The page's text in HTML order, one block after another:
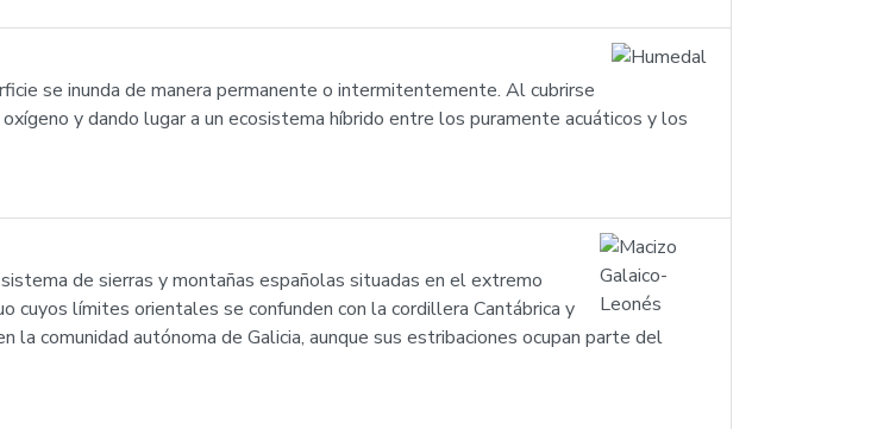
se inunda de manera permanente o intermitentemente. Al cubrirse
y dando lugar a un ecosistema híbrido entre los puramente acuáticos y los
de sierras y montañas españolas situadas en el extremo
cuyos límites orientales se confunden con la cordillera Cantábrica y
comunidad autónoma de Galicia, aunque sus estribaciones ocupan parte del